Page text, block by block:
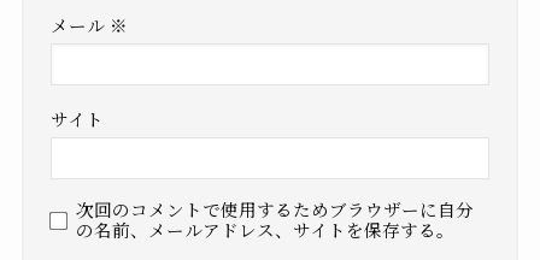
メール ※
サイト
次回のコメントで使用するためブラウザーに自分
の名前、メールアドレス、サイトを保存する。